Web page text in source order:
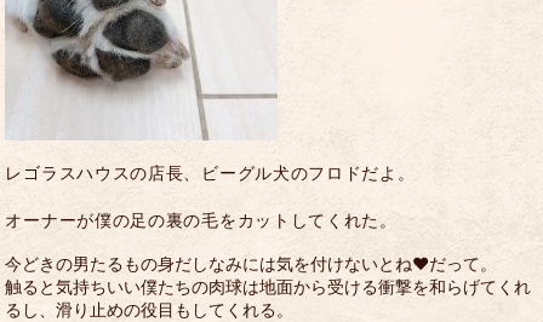
レゴラスハウスの店長、ビーグル犬のフロドだよ。
オーナーが僕の足の裏の毛をカットしてくれた。
今どきの男たるもの身だしなみには気を付けないとね♥だって。
触ると気持ちいい僕たちの肉球は地面から受ける衝撃を和らげてくれ
るし、滑り止めの役目もしてくれる。